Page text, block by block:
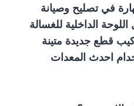
في تصليح وصيانة
الداخلية للغسالة
قطع جديدة متينة
احدث المعدات